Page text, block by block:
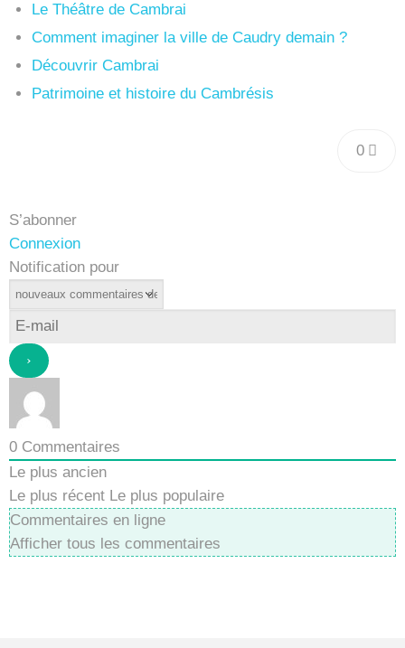
Le Théâtre de Cambrai
Comment imaginer la ville de Caudry demain ?
Découvrir Cambrai
Patrimoine et histoire du Cambrésis
0
S’abonner
Connexion
Notification pour
0 Commentaires
Le plus ancien
Le plus récent Le plus populaire
Commentaires en ligne
Afficher tous les commentaires